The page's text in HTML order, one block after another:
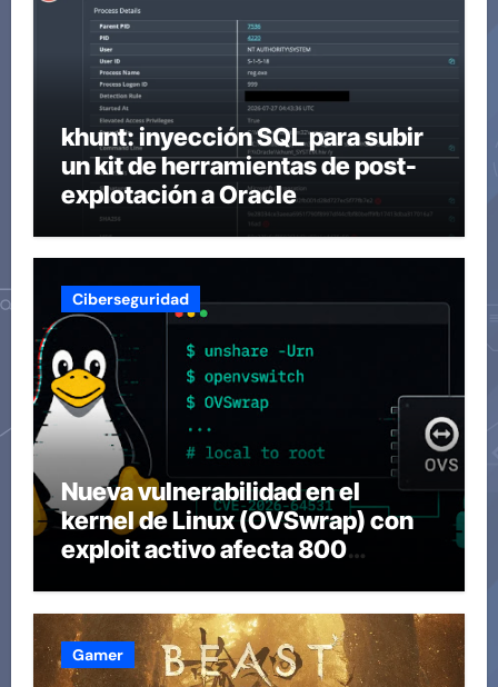
khunt: inyección SQL para subir
un kit de herramientas de post-
explotación a Oracle
Ciberseguridad
Nueva vulnerabilidad en el
kernel de Linux (OVSwrap) con
exploit activo afecta 800
Gamer